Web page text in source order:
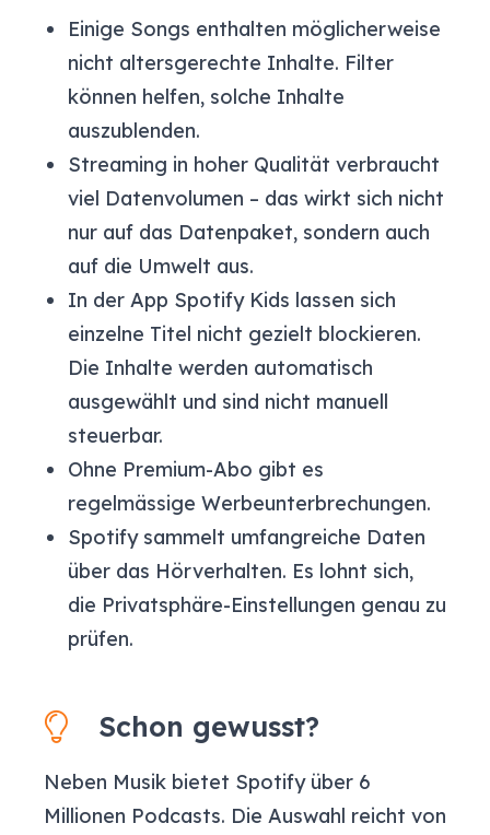
Einige Songs enthalten möglicherweise
nicht altersgerechte Inhalte. Filter
können helfen, solche Inhalte
auszublenden.
Streaming in hoher Qualität verbraucht
viel Datenvolumen – das wirkt sich nicht
nur auf das Datenpaket, sondern auch
auf die Umwelt aus.
In der App Spotify Kids lassen sich
einzelne Titel nicht gezielt blockieren.
Die Inhalte werden automatisch
ausgewählt und sind nicht manuell
steuerbar.
Ohne Premium-Abo gibt es
regelmässige Werbeunterbrechungen.
Spotify sammelt umfangreiche Daten
über das Hörverhalten. Es lohnt sich,
die Privatsphäre-Einstellungen genau zu
prüfen.
Schon gewusst?
Neben Musik bietet Spotify über 6
Millionen Podcasts. Die Auswahl reicht von